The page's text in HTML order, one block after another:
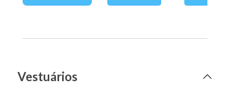
Vestuários